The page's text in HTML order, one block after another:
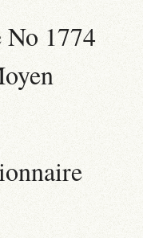
1774